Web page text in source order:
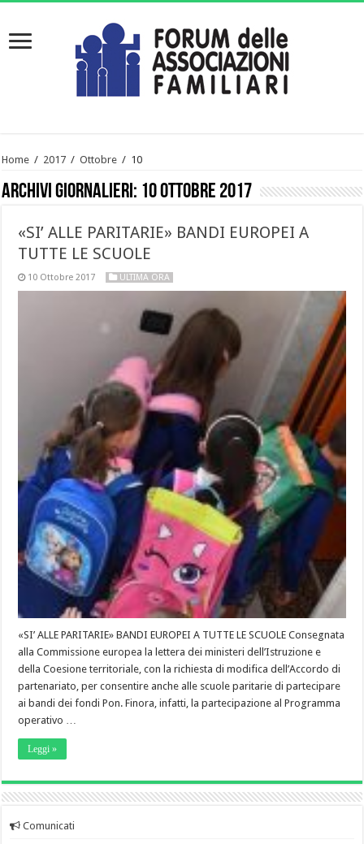
Home / 2017 / Ottobre / 10
Archivi giornalieri: 10 Ottobre 2017
«SI’ ALLE PARITARIE» BANDI EUROPEI A
TUTTE LE SCUOLE
10 Ottobre 2017 ULTIMA ORA
«SI’ ALLE PARITARIE» BANDI EUROPEI A TUTTE LE SCUOLE Consegnata
alla Commissione europea la lettera dei ministeri dell’Istruzione e
della Coesione territoriale, con la richiesta di modifica dell’Accordo di
partenariato, per consentire anche alle scuole paritarie di partecipare
ai bandi dei fondi Pon. Finora, infatti, la partecipazione al Programma
operativo …
Leggi »
Comunicati